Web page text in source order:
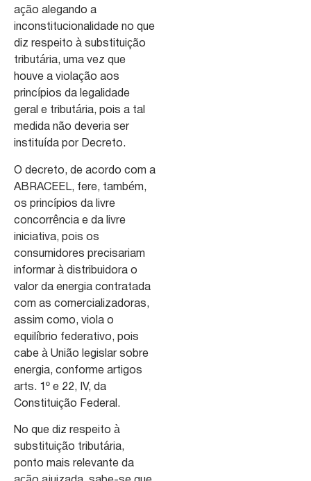
ação alegando a
inconstitucionalidade no que
diz respeito à substituição
tributária, uma vez que
houve a violação aos
princípios da legalidade
geral e tributária, pois a tal
medida não deveria ser
instituída por Decreto.
O decreto, de acordo com a
ABRACEEL, fere, também,
os princípios da livre
concorrência e da livre
iniciativa, pois os
consumidores precisariam
informar à distribuidora o
valor da energia contratada
com as comercializadoras,
assim como, viola o
equilíbrio federativo, pois
cabe à União legislar sobre
energia, conforme artigos
arts. 1º e 22, IV, da
Constituição Federal.
No que diz respeito à
substituição tributária,
ponto mais relevante da